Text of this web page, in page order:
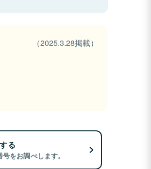
（2025.3.28掲載）
る
をお調べします。